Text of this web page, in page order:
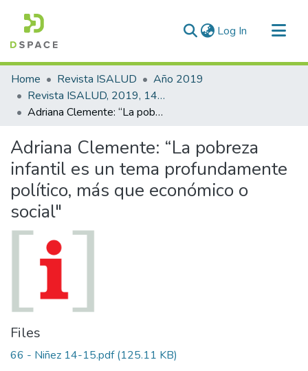
Log In (current)
Communities & Collections
All of DSpace
Statistics
Home Revista ISALUD
Año 2019
Revista ISALUD, 2019, 14(66)
Adriana Clemente: “La pobreza infantil es un tema profundamente político, más que económico o social"
Adriana Clemente: “La pobreza
infantil es un tema profundamente
político, más que económico o
social"
Files
66 - Niñez 14-15.pdf(125.11 KB)